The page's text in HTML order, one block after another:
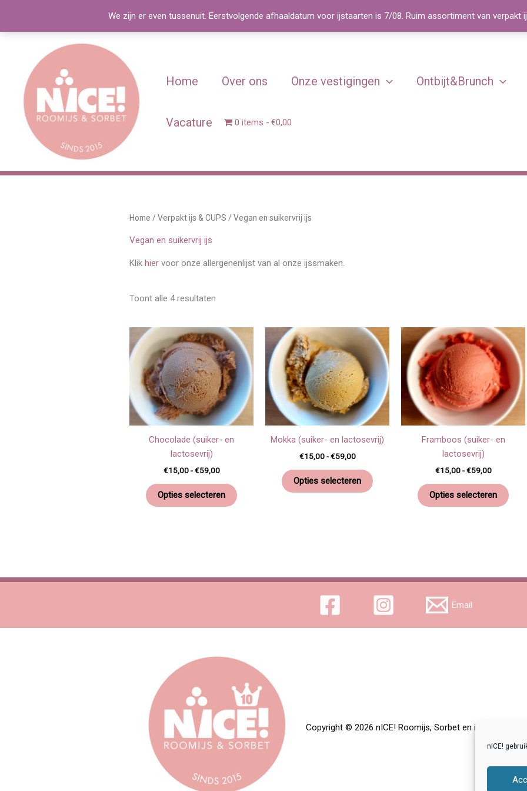
nICE!
We zijn er even tussenuit. Eerstvolgende afhaaldatum voor ijstaarten is 7/08. Ruim assortiment van verpakt
de
Home Over ons Onze vestigingen Ontbijt&Brunch
Vacature 0 items €0,00
Home / Verpakt ijs & CUPS / Vegan en suikervrij ijs
Vegan en suikervrij ijs
Klik hier voor onze allergenenlijst van al onze ijssmaken.
Toont alle 4 resultaten
Chocolade (suiker- en
lactosevrij)
€15,00 - €59,00
Prijsklasse:
€15,00
tot
€59,00
Opties selecteren
Dit
product
heeft
meerdere
variaties.
Deze
optie
Mokka (suiker- en lactosevrij)
€15,00 - €59,00
Prijsklasse:
€15,00
tot
€59,00
Opties selecteren
Dit
product
heeft
meerdere
variaties.
Deze
optie
gekozen
productpagina
Framboos (suiker- en
lactosevrij)
€15,00 - €59,00
Prijsklasse:
€15,00
tot
€59,00
Opties selecteren
Dit
heeft
Deze
optie
Email
Copyright © 2026 nICE! Roomijs, Sorbet en ijstaarten |